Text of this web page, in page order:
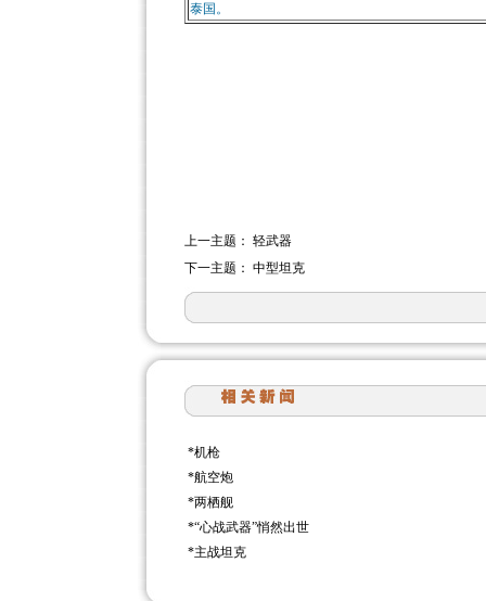
泰国。
上一主题： 轻武器
下一主题： 中型坦克
*机枪
*航空炮
*两栖舰
*“心战武器”悄然出世
*主战坦克